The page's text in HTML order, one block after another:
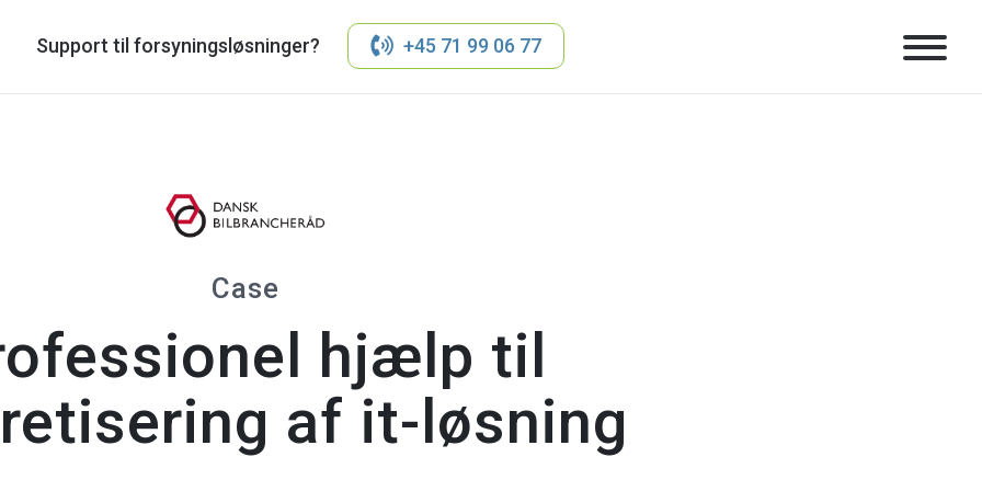
Support til forsyningsløsninger? +45 71 99 06 77
Case
hjælp til
af it-løsning